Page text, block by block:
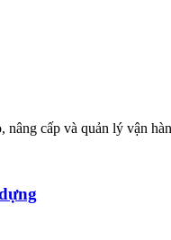
cấp và quản lý vận